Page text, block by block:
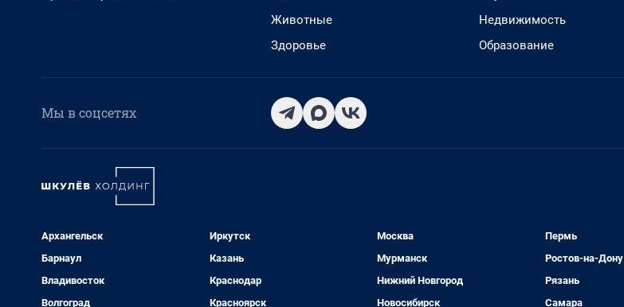
Животные
Здоровье
Недвижимость
Образование
Мы в соцсетях
Архангельск
Барнаул
Владивосток
Волгоград
Иркутск
Казань
Краснодар
Красноярск
Москва
Мурманск
Нижний Новгород
Новосибирск
Пермь
Ростов-на-Дону
Рязань
Самара